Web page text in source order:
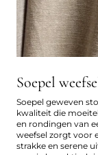
Soepel
Soepel geweven
kwaliteit die
en rondingen van
weefsel zorgt voor
strakke en serene